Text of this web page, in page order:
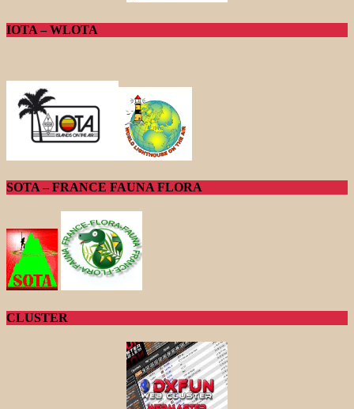
IOTA – WLOTA
SOTA – FRANCE FAUNA FLORA
CLUSTER